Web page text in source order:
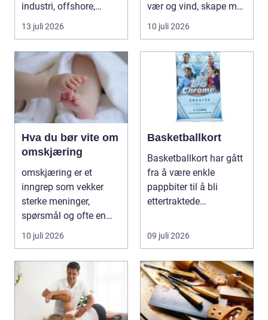
industri, offshore,
energi og maritim...
13 juli 2026
vær og vind, skape mer
lys i...
10 juli 2026
Hva du bør vite om
omskjæring
omskjæring er et
inngrep som vekker
sterke meninger,
spørsmål og ofte en
god del usikkerhet.
Mange l...
10 juli 2026
Basketballkort
Basketballkort har gått
fra å være enkle
pappbiter til å bli
ettertraktede
egen ku...
09 juli 2026